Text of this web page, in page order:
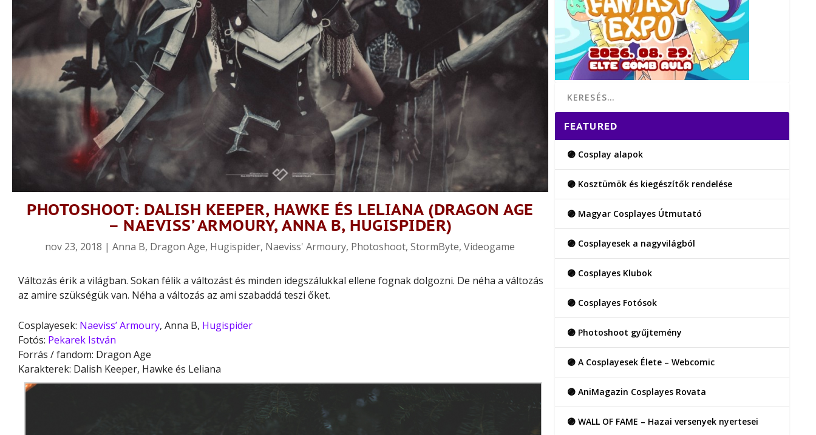
PHOTOSHOOT: DALISH KEEPER, HAWKE ÉS LELIANA (DRAGON AGE
– NAEVISS’ ARMOURY, ANNA B, HUGISPIDER)
nov 23, 2018 |Anna B, Dragon Age, Hugispider, Naeviss' Armoury, Photoshoot,StormByte,Videogame
Változás érik a világban. Sokan félik a változást és minden idegszálukkal ellene fognak dolgozni. De néha a változás
az amire szükségük van. Néha a változás az ami szabaddá teszi őket.
Cosplayesek: Naeviss’ Armoury, Anna B, Hugispider
Fotós: Pekarek István
Forrás / fandom: Dragon Age
Karakterek: Dalish Keeper, Hawke és Leliana
FEATURED
🟣 Cosplay alapok
🟣 Kosztümök és kiegészítők rendelése
🟣 Magyar Cosplayes Útmutató
🟣 Cosplayesek a nagyvilágból
🟣 Cosplayes Klubok
🟣 Cosplayes Fotósok
🟣 Photoshoot gyűjtemény
🟣 A Cosplayesek Élete – Webcomic
🟣 AniMagazin Cosplayes Rovata
🟣 WALL OF FAME – Hazai versenyek nyertesei